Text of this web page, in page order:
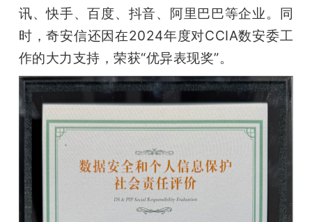
活
动
中
讯、快手、百度、抖音、阿里巴巴等企业。同
时，奇安信还因在2024年度对CCIA数安委工
作的大力支持，荣获“优异表现奖”。